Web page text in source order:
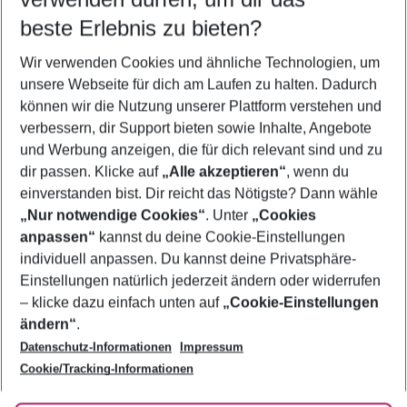
5-8 Nächte
2 Erwachsene Keine Kinder
Mehr Filter anzeigen
Footer
Footer navigation
Über uns
AGB
Bestpreisgarantie
Cookie-Einstellungen ändern
Cookie-Richtlinie
Agenturbetreuung
Barrierefreies Reisen
Folge uns
beste Erlebnis zu bieten?
Wir verwenden Cookies und ähnliche Technologien, um
unsere Webseite für dich am Laufen zu halten. Dadurch
können wir die Nutzung unserer Plattform verstehen und
verbessern, dir Support bieten sowie Inhalte, Angebote
und Werbung anzeigen, die für dich relevant sind und zu
dir passen. Klicke auf „Alle akzeptieren“, wenn du
einverstanden bist. Dir reicht das Nötigste? Dann wähle
„Nur notwendige Cookies“. Unter „Cookies
anpassen“ kannst du deine Cookie-Einstellungen
individuell anpassen. Du kannst deine Privatsphäre-
Einstellungen natürlich jederzeit ändern oder widerrufen
– klicke dazu einfach unten auf „Cookie-Einstellungen
ändern“.
Datenschutz-Informationen
Impressum
Cookie/Tracking-Informationen